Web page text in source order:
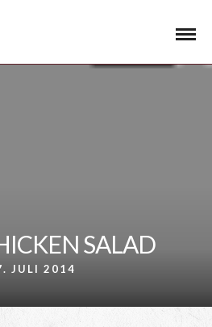
SALAD
JULI 2014